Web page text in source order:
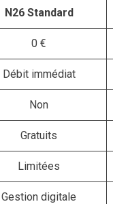
N26 Standard
0 €
Débit immédiat
Non
Gratuits
Limitées
Gestion digitale